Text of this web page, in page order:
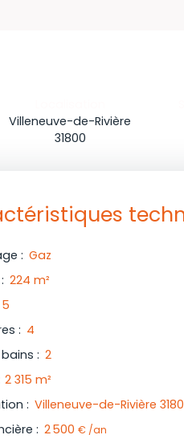
Villeneuve-de-Rivière
31800
: Gaz
: 224 m²
5
: 4
: 2
2 315 m²
: Villeneuve-de-Rivière
: 2 500 € /an